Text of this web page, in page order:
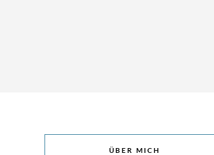
ÜBER MICH